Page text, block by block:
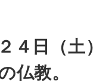
４日（土）
仏教。